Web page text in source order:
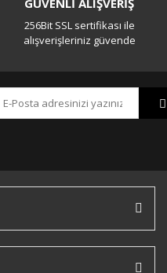
GÜVENLİ ALIŞVERİŞ
256Bit SSL sertifikası ile
alışverişleriniz güvende